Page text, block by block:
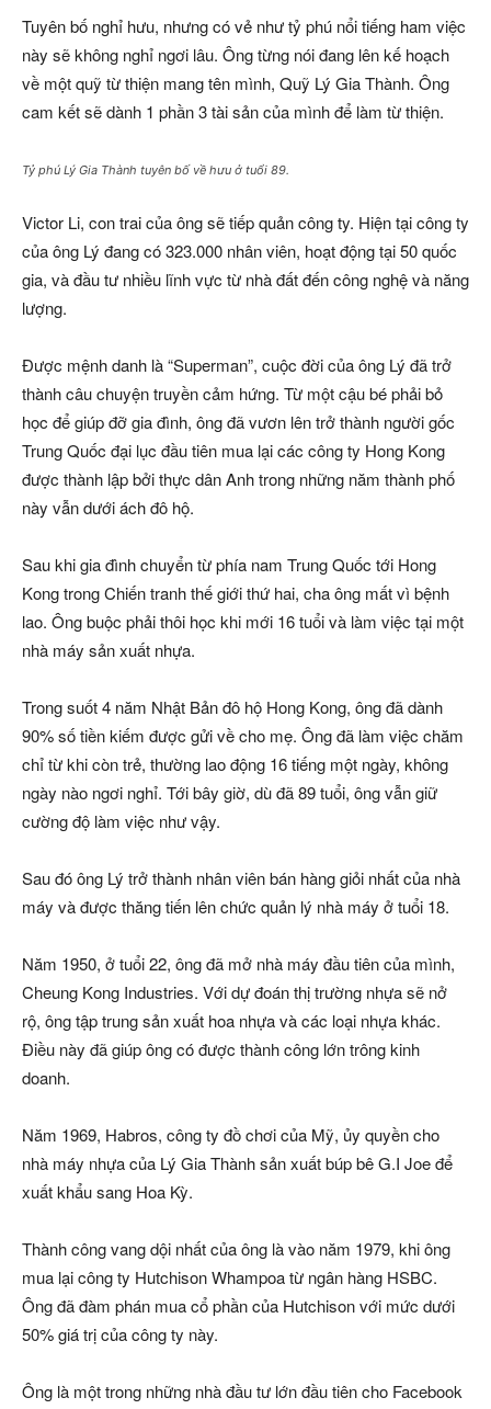
Tuyên bố nghỉ hưu, nhưng có vẻ như tỷ phú nổi tiếng ham việc
này sẽ không nghỉ ngơi lâu. Ông từng nói đang lên kế hoạch
về một quỹ từ thiện mang tên mình, Quỹ Lý Gia Thành. Ông
cam kết sẽ dành 1 phần 3 tài sản của mình để làm từ thiện.
Tỷ phú Lý Gia Thành tuyên bố về hưu ở tuổi 89.
Victor Li, con trai của ông sẽ tiếp quản công ty. Hiện tại công ty
của ông Lý đang có 323.000 nhân viên, hoạt động tại 50 quốc
gia, và đầu tư nhiều lĩnh vực từ nhà đất đến công nghệ và năng
lượng.
Được mệnh danh là “Superman”, cuộc đời của ông Lý đã trở
thành câu chuyện truyền cảm hứng. Từ một cậu bé phải bỏ
học để giúp đỡ gia đình, ông đã vươn lên trở thành người gốc
Trung Quốc đại lục đầu tiên mua lại các công ty Hong Kong
được thành lập bởi thực dân Anh trong những năm thành phố
này vẫn dưới ách đô hộ.
Sau khi gia đình chuyển từ phía nam Trung Quốc tới Hong
Kong trong Chiến tranh thế giới thứ hai, cha ông mất vì bệnh
lao. Ông buộc phải thôi học khi mới 16 tuổi và làm việc tại một
nhà máy sản xuất nhựa.
Trong suốt 4 năm Nhật Bản đô hộ Hong Kong, ông đã dành
90% số tiền kiếm được gửi về cho mẹ. Ông đã làm việc chăm
chỉ từ khi còn trẻ, thường lao động 16 tiếng một ngày, không
ngày nào ngơi nghỉ. Tới bây giờ, dù đã 89 tuổi, ông vẫn giữ
cường độ làm việc như vậy.
Sau đó ông Lý trở thành nhân viên bán hàng giỏi nhất của nhà
máy và được thăng tiến lên chức quản lý nhà máy ở tuổi 18.
Năm 1950, ở tuổi 22, ông đã mở nhà máy đầu tiên của mình,
Cheung Kong Industries. Với dự đoán thị trường nhựa sẽ nở
rộ, ông tập trung sản xuất hoa nhựa và các loại nhựa khác.
Điều này đã giúp ông có được thành công lớn trông kinh
doanh.
Năm 1969, Habros, công ty đồ chơi của Mỹ, ủy quyền cho
nhà máy nhựa của Lý Gia Thành sản xuất búp bê G.I Joe để
xuất khẩu sang Hoa Kỳ.
Thành công vang dội nhất của ông là vào năm 1979, khi ông
mua lại công ty Hutchison Whampoa từ ngân hàng HSBC.
Ông đã đàm phán mua cổ phần của Hutchison với mức dưới
50% giá trị của công ty này.
Ông là một trong những nhà đầu tư lớn đầu tiên cho Facebook